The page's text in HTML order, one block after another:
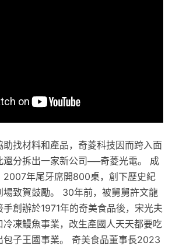
找材料和產品，奇菱科技因而跨入面
還分拆出一家新公司──奇菱光電。 成
2007年尾牙席開800桌，創下歷史紀
場致賀鼓勵。 30年前，被舅舅許文龍
創辦於1971年的奇美食品後，宋光夫
凍鰻魚事業，改生產國人天天都要吃
包子王國事業。 奇美食品董事長2023